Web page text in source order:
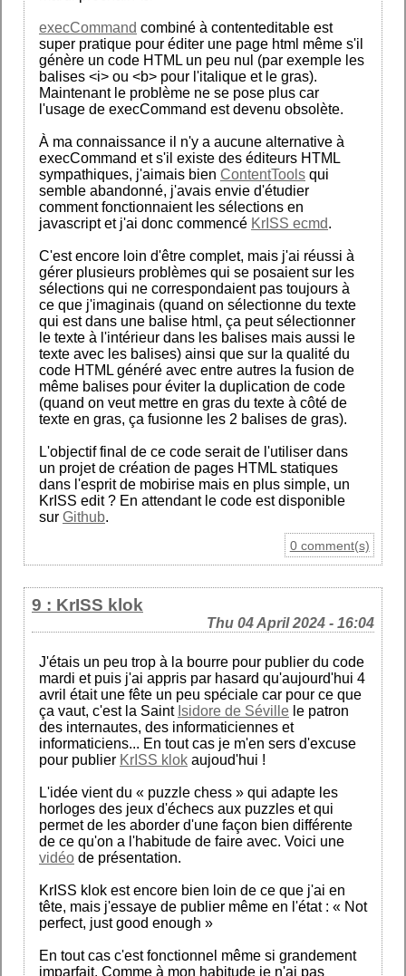
execCommand combiné à contenteditable est
super pratique pour éditer une page html même s'il
génère un code HTML un peu nul (par exemple les
balises <i> ou <b> pour l'italique et le gras).
Maintenant le problème ne se pose plus car
l'usage de execCommand est devenu obsolète.
À ma connaissance il n'y a aucune alternative à
execCommand et s'il existe des éditeurs HTML
sympathiques, j'aimais bien ContentTools qui
semble abandonné, j'avais envie d'étudier
comment fonctionnaient les sélections en
javascript et j'ai donc commencé KrISS ecmd.
C'est encore loin d'être complet, mais j'ai réussi à
gérer plusieurs problèmes qui se posaient sur les
sélections qui ne correspondaient pas toujours à
ce que j'imaginais (quand on sélectionne du texte
qui est dans une balise html, ça peut sélectionner
le texte à l'intérieur dans les balises mais aussi le
texte avec les balises) ainsi que sur la qualité du
code HTML généré avec entre autres la fusion de
même balises pour éviter la duplication de code
(quand on veut mettre en gras du texte à côté de
texte en gras, ça fusionne les 2 balises de gras).
L'objectif final de ce code serait de l'utiliser dans
un projet de création de pages HTML statiques
dans l'esprit de mobirise mais en plus simple, un
KrISS edit ? En attendant le code est disponible
sur Github.
0 comment(s)
9 : KrISS klok
Thu 04 April 2024 - 16:04
J'étais un peu trop à la bourre pour publier du code
mardi et puis j'ai appris par hasard qu'aujourd'hui 4
avril était une fête un peu spéciale car pour ce que
ça vaut, c'est la Saint Isidore de Séville le patron
des internautes, des informaticiennes et
informaticiens... En tout cas je m'en sers d'excuse
pour publier KrISS klok aujoud'hui !
L'idée vient du « puzzle chess » qui adapte les
horloges des jeux d'échecs aux puzzles et qui
permet de les aborder d'une façon bien différente
de ce qu'on a l'habitude de faire avec. Voici une
vidéo de présentation.
KrISS klok est encore bien loin de ce que j'ai en
tête, mais j'essaye de publier même en l'état : « Not
perfect, just good enough »
En tout cas c'est fonctionnel même si grandement
imparfait. Comme à mon habitude je n'ai pas